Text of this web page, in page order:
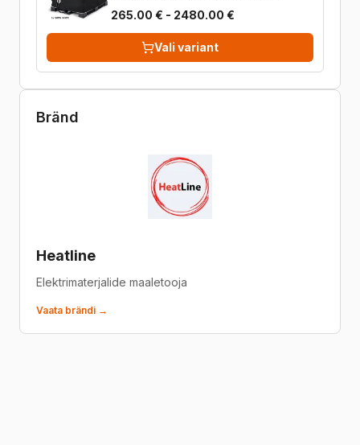
265.00 € - 2480.00 €
Vali variant
Bränd
Heatline
Elektrimaterjalide maaletooja
Vaata brändi →